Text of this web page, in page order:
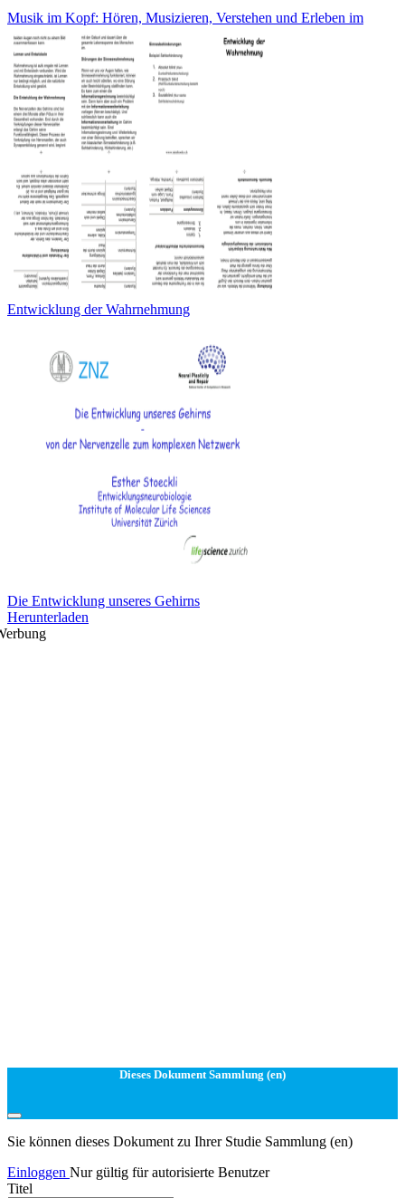
Musik im Kopf: Hören, Musizieren, Verstehen und Erleben im
Entwicklung der Wahrnehmung
Die Entwicklung unseres Gehirns
Herunterladen
Dieses Dokument Sammlung (en)
Sie können dieses Dokument zu Ihrer Studie Sammlung (en)
Einloggen Nur gültig für autorisierte Benutzer
Titel